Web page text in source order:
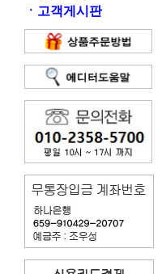
ㆍ 고객게시판